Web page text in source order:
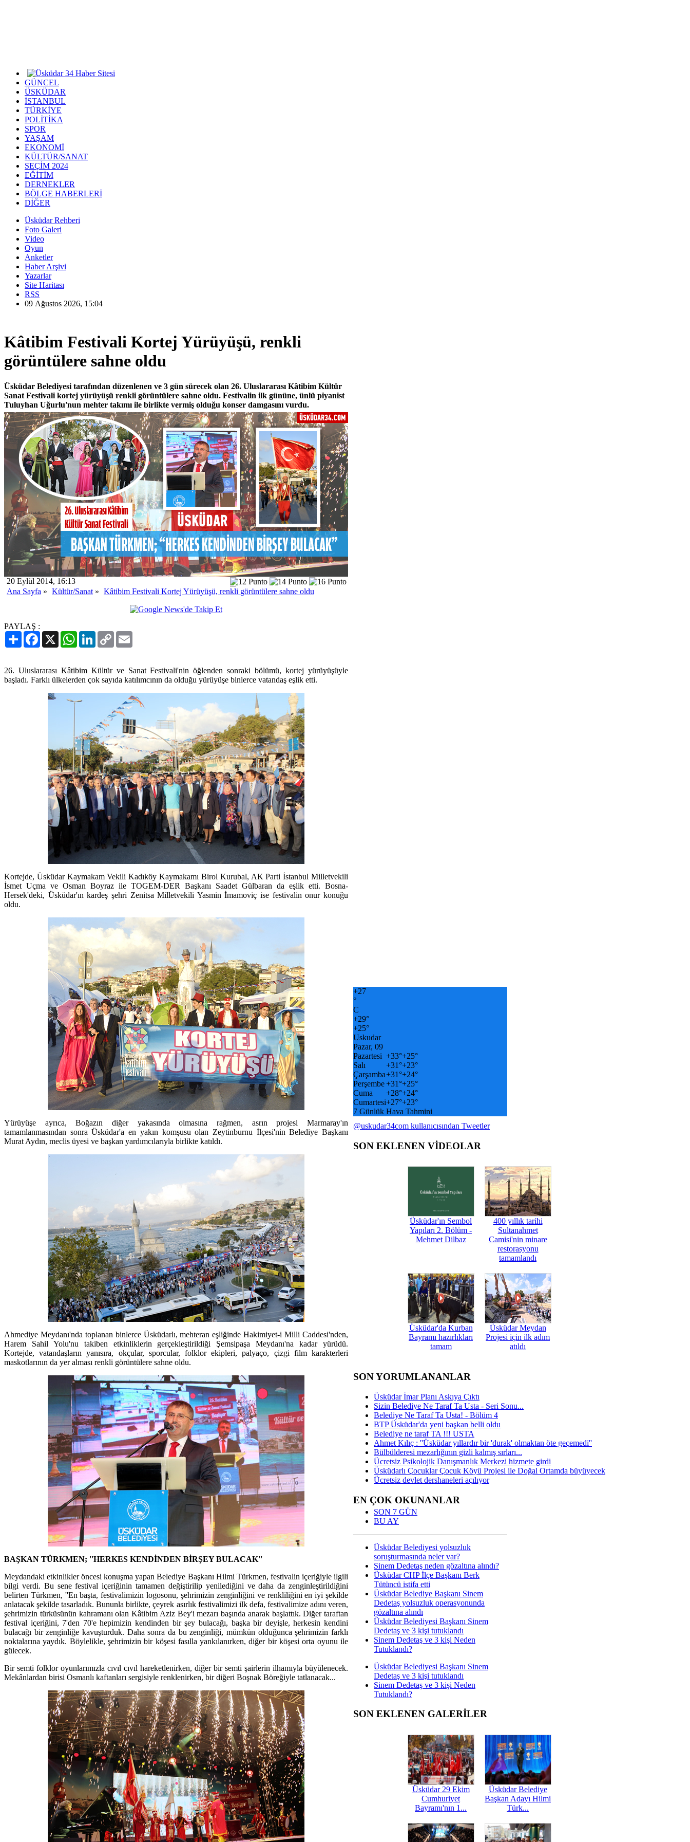
GÜNCEL
ÜSKÜDAR
İSTANBUL
TÜRKİYE
POLİTİKA
SPOR
YAŞAM
EKONOMİ
KÜLTÜR/SANAT
SEÇİM 2024
EĞİTİM
DERNEKLER
BÖLGE HABERLERİ
DİĞER
Üsküdar Rehberi
Foto Galeri
Video
Oyun
Anketler
Haber Arşivi
Yazarlar
Site Haritası
RSS
09 Ağustos 2026, 15:04
Kâtibim Festivali Kortej Yürüyüşü, renkli
görüntülere sahne oldu
Üsküdar Belediyesi tarafından düzenlenen ve 3 gün sürecek olan 26. Uluslararası Kâtibim Kültür
Sanat Festivali kortej yürüyüşü renkli görüntülere sahne oldu. Festivalin ilk gününe, ünlü piyanist
Tuluyhan Uğurlu'nun mehter takımı ile birlikte vermiş olduğu konser damgasını vurdu.
20 Eylül 2014, 16:13
Ana Sayfa » Kültür/Sanat » Kâtibim Festivali Kortej Yürüyüşü, renkli görüntülere sahne oldu
PAYLAŞ :
PaylaşFacebook
X WhatsAppLinkedIn
Copy
Link
26. Uluslararası Kâtibim Kültür ve Sanat Festivali'nin öğlenden sonraki bölümü, kortej yürüyüşüyle
başladı. Farklı ülkelerden çok sayıda katılımcının da olduğu yürüyüşe binlerce vatandaş eşlik etti.
Kortejde, Üsküdar Kaymakam Vekili Kadıköy Kaymakamı Birol Kurubal, AK Parti İstanbul Milletvekili
İsmet Uçma ve Osman Boyraz ile TOGEM-DER Başkanı Saadet Gülbaran da eşlik etti. Bosna-
Hersek'deki, Üsküdar'ın kardeş şehri Zenitsa Milletvekili Yasmin İmamoviç ise festivalin onur konuğu
oldu.
Yürüyüşe ayrıca, Boğazın diğer yakasında olmasına rağmen, asrın projesi Marmaray'ın
tamamlanmasından sonra Üsküdar'a en yakın komşusu olan Zeytinburnu İlçesi'nin Belediye Başkanı
Murat Aydın, meclis üyesi ve başkan yardımcılarıyla birlikte katıldı.
Ahmediye Meydanı'nda toplanan binlerce Üsküdarlı, mehteran eşliğinde Hakimiyet-i Milli Caddesi'nden,
Harem Sahil Yolu'nu takiben etkinliklerin gerçekleştirildiği Şemsipaşa Meydanı'na kadar yürüdü.
Kortejde, vatandaşların yanısıra, okçular, sporcular, folklor ekipleri, palyaço, çizgi film karakterleri
maskotlarının da yer alması renkli görüntülere sahne oldu.
BAŞKAN TÜRKMEN; ''HERKES KENDİNDEN BİRŞEY BULACAK''
Meydandaki etkinlikler öncesi konuşma yapan Belediye Başkanı Hilmi Türkmen, festivalin içeriğiyle ilgili
bilgi verdi. Bu sene festival içeriğinin tamamen değiştirilip yenilediğini ve daha da zenginleştirildiğini
belirten Türkmen, ''En başta, festivalimizin logosonu, şehrimizin zenginliğini ve renkliliğini en iyi şekilde
anlatacak şekilde tasarladık. Bununla birlikte, çeyrek asırlık festivalimizi ilk defa, festivalimize adını veren,
şehrimizin türküsünün kahramanı olan Kâtibim Aziz Bey'i mezarı başında anarak başlattık. Diğer taraftan
festival içeriğini, 7'den 70'e hepimizin kendinden bir şey bulacağı, başka bir deyişle, herkesin kendini
bulacağı bir zenginliğe kavuşturduk. Daha sonra da bu zenginliği, mümkün olduğunca şehrimizin farklı
noktalarına yaydık. Böylelikle, şehrimizin bir köşesi fasılla yankılanırken, diğer bir köşesi orta oyunu ile
gülecek.
Bir semti folklor oyunlarımızla cıvıl cıvıl hareketlenirken, diğer bir semti şairlerin ilhamıyla büyülenecek.
Mekânlardan birisi Osmanlı kaftanları sergisiyle renklenirken, bir diğeri Boşnak Böreğiyle tatlanacak...
+27
°
C
+29°
+25°
Uskudar
Pazar, 09
Pazartesi +33°+25°
Salı
+31°+23°
Çarşamba+31°+24°
Perşembe+31°+25°
Cuma
+28°+24°
Cumartesi+27°+23°
7 Günlük Hava Tahmini
@uskudar34com kullanıcısından Tweetler
SON EKLENEN VİDEOLAR
Üsküdar'ın Sembol
Yapıları 2. Bölüm -
Mehmet Dilbaz
400 yıllık tarihi
Sultanahmet
Camisi'nin minare
restorasyonu
tamamlandı
Üsküdar'da Kurban
Bayramı hazırlıkları
tamam
Üsküdar Meydan
Projesi için ilk adım
atıldı
SON YORUMLANANLAR
Üsküdar İmar Planı Askıya Çıktı
Sizin Belediye Ne Taraf Ta Usta - Seri Sonu...
Belediye Ne Taraf Ta Usta! - Bölüm 4
BTP Üsküdar'da yeni başkan belli oldu
Belediye ne taraf TA !!! USTA
Ahmet Kılıç : ''Üsküdar yıllardır bir 'durak' olmaktan öte geçemedi''
Bülbülderesi mezarlığının gizli kalmış sırları...
Ücretsiz Psikolojik Danışmanlık Merkezi hizmete girdi
Üsküdarlı Çocuklar Çocuk Köyü Projesi ile Doğal Ortamda büyüyecek
Ücretsiz devlet dershaneleri açılıyor
EN ÇOK OKUNANLAR
SON 7 GÜN
BU AY
Üsküdar Belediyesi yolsuzluk
soruşturmasında neler var?
Sinem Dedetaş neden gözaltına alındı?
Üsküdar CHP İlçe Başkanı Berk
Tütüncü istifa etti
Üsküdar Belediye Başkanı Sinem
Dedetaş yolsuzluk operasyonunda
gözaltına alındı
Üsküdar Belediyesi Başkanı Sinem
Dedetaş ve 3 kişi tutuklandı
Sinem Dedetaş ve 3 kişi Neden
Tutuklandı?
Üsküdar Belediyesi Başkanı Sinem
Dedetaş ve 3 kişi tutuklandı
Sinem Dedetaş ve 3 kişi Neden
Tutuklandı?
SON EKLENEN GALERİLER
Üsküdar 29 Ekim
Cumhuriyet
Bayramı'nın 1...
Üsküdar Belediye
Başkan Adayı Hilmi
Türk...